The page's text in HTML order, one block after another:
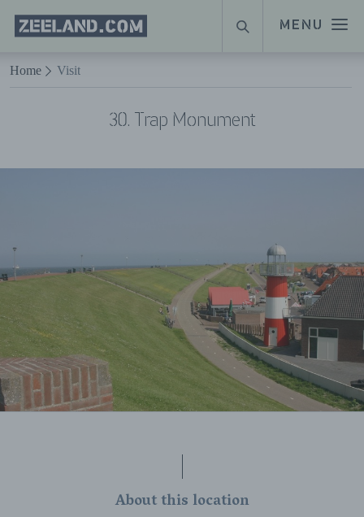
Naar hoofdinhoud
MENU
Homepage
Zeeland.com
SEARCH
Home Visit
30. Trap Monument
About this location